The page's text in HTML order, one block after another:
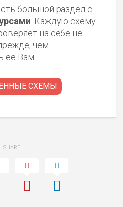
большой раздел с
. Каждую схему
на себе не
чем
ее Вам.
СХЕМЫ
SHARE